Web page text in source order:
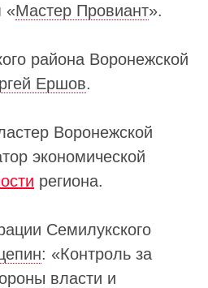
«Мастер Провиант».
района Воронежской
Ершов.
Воронежской
экономической
региона.
Семилукского
: «Контроль за
власти и